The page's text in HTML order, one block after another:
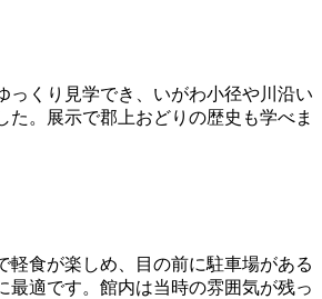
っくり見学でき、いがわ小径や川沿い
た。展示で郡上おどりの歴史も学べま
軽食が楽しめ、目の前に駐車場がある
最適です。館内は当時の雰囲気が残っ